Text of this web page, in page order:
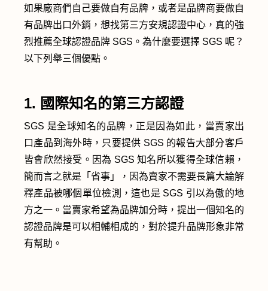
如果廠商們自己要做自有品牌，或者是品牌商要做自
有品牌出口外銷，想找第三方安規認證中心，真的強
烈推薦全球認證品牌 SGS。為什麼要選擇 SGS 呢？
以下列舉三個優點。
1. 國際知名的第三方認證
SGS 是全球知名的品牌，正是因為如此，當賣家出
口產品到海外時，只要提供 SGS 的報告大部分客戶
皆會欣然接受。因為 SGS 知名所以獲得全球信賴，
簡而言之就是「省事」，因為賣家不需要長篇大論解
釋產品被哪個單位檢測，這也是 SGS 引以為傲的地
方之一。當賣家希望為品牌加分時，提出一個知名的
認證品牌是可以相輔相成的，對於提升品牌形象非常
有幫助。